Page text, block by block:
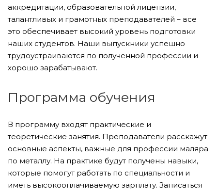
аккредитации, образовательной лицензии,
талантливых и грамотных преподавателей – все
это обеспечивает высокий уровень подготовки
наших студентов. Наши выпускники успешно
трудоустраиваются по полученной профессии и
хорошо зарабатывают.
Программа обучения
В программу входят практические и
теоретические занятия. Преподаватели расскажут
основные аспекты, важные для профессии маляра
по металлу. На практике будут получены навыки,
которые помогут работать по специальности и
иметь высокооплачиваемую зарплату. Записаться